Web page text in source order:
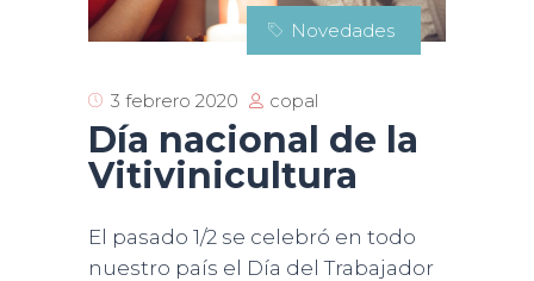
Novedades
3 febrero 2020 copal
Día nacional de la
Vitivinicultura
El pasado 1/2 se celebró en todo
nuestro país el Día del Trabajador